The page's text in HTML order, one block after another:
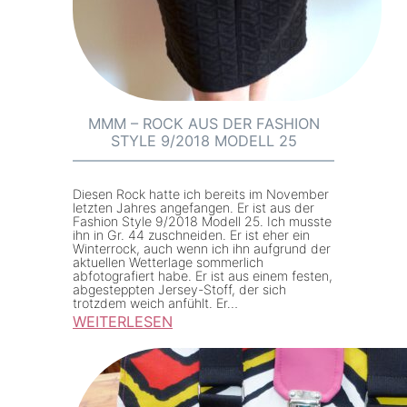
L
a
n
a
S
h
i
r
t
N
2
MMM – ROCK AUS DER FASHION
STYLE 9/2018 MODELL 25
Diesen Rock hatte ich bereits im November
letzten Jahres angefangen. Er ist aus der
Fashion Style 9/2018 Modell 25. Ich musste
ihn in Gr. 44 zuschneiden. Er ist eher ein
Winterrock, auch wenn ich ihn aufgrund der
aktuellen Wetterlage sommerlich
abfotografiert habe. Er ist aus einem festen,
abgesteppten Jersey-Stoff, der sich
trotzdem weich anfühlt. Er…
WEITERLESEN
M